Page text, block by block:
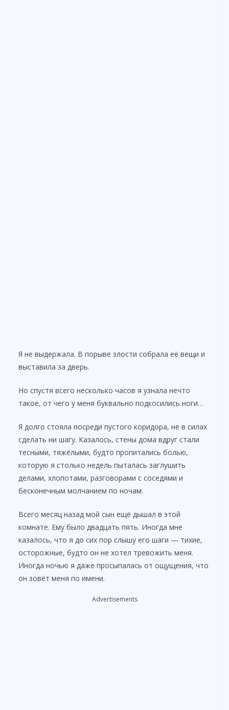
Я не выдержала. В порыве злости собрала её вещи и
выставила за дверь.
Но спустя всего несколько часов я узнала нечто
такое, от чего у меня буквально подкосились ноги…
Я долго стояла посреди пустого коридора, не в силах
сделать ни шагу. Казалось, стены дома вдруг стали
тесными, тяжёлыми, будто пропитались болью,
которую я столько недель пыталась заглушить
делами, хлопотами, разговорами с соседями и
бесконечным молчанием по ночам.
Всего месяц назад мой сын ещё дышал в этой
комнате. Ему было двадцать пять. Иногда мне
казалось, что я до сих пор слышу его шаги — тихие,
осторожные, будто он не хотел тревожить меня.
Иногда ночью я даже просыпалась от ощущения, что
он зовёт меня по имени.
Advertisements